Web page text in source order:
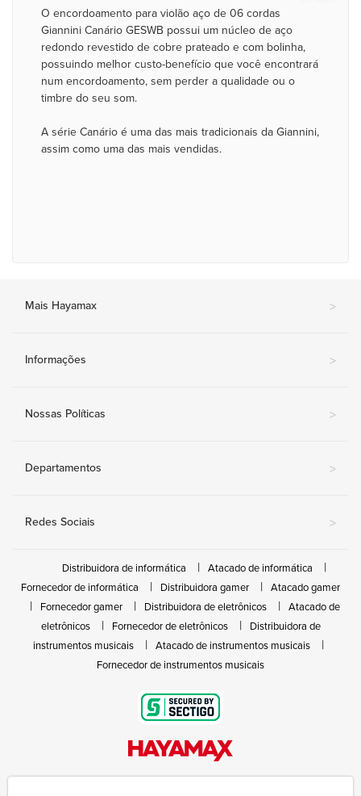
O encordoamento para violão aço de 06 cordas
Giannini Canário GESWB possui um núcleo de aço
redondo revestido de cobre prateado e com bolinha,
possuindo melhor custo-benefício que você encontrará
num encordoamento, sem perder a qualidade ou o
timbre do seu som.
A série Canário é uma das mais tradicionais da Giannini,
assim como uma das mais vendidas.
Mais Hayamax >
Informações >
Nossas Políticas >
Departamentos >
Redes Sociais >
Distribuidora de informática
Atacado de informática
Fornecedor de informática
Distribuidora gamer
Atacado gamer
Fornecedor gamer
Distribuidora de eletrônicos
Atacado de
eletrônicos
Fornecedor de eletrônicos
Distribuidora de
instrumentos musicais
Atacado de instrumentos musicais
Fornecedor de instrumentos musicais